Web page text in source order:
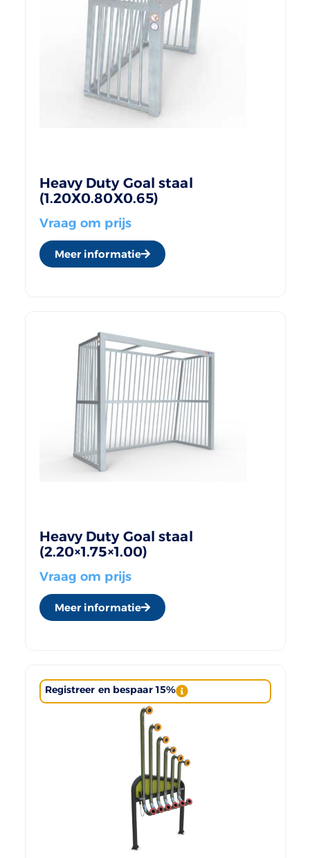
Heavy Duty Goal staal
(1.20X0.80X0.65)
Vraag om prijs
Meer informatie
Heavy Duty Goal staal
(2.20×1.75×1.00)
Vraag om prijs
Meer informatie
Registreer en bespaar 15%